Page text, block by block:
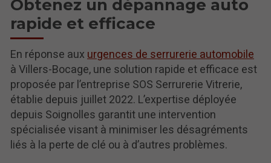
Obtenez un dépannage auto
rapide et efficace
En réponse aux urgences de serrurerie automobile
à Villers-Bocage, une solution rapide et efficace est
proposée par l’entreprise SOS Serrurerie Vitrerie,
établie depuis juillet 2022. L’expertise déployée
depuis Soignolles garantit une intervention
spécialisée visant à minimiser les désagréments
liés à la perte de clé ou à d’autres problèmes.